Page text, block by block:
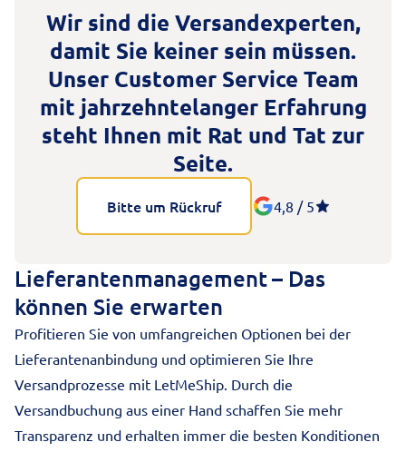
Wir sind die Versandexperten,
damit Sie keiner sein müssen.
Unser Customer Service Team
mit jahrzehntelanger Erfahrung
steht Ihnen mit Rat und Tat zur
Seite.
Bitte um Rückruf 4,8 / 5
Lieferantenmanagement – Das
können Sie erwarten
Profitieren Sie von umfangreichen Optionen bei der
Lieferantenanbindung und optimieren Sie Ihre
Versandprozesse mit LetMeShip. Durch die
Versandbuchung aus einer Hand schaffen Sie mehr
Transparenz und erhalten immer die besten Konditionen